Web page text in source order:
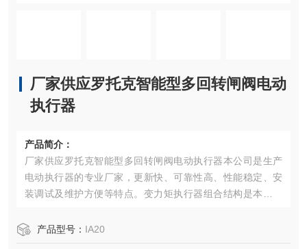
厂家供应罗托克智能型多回转闸阀电动
执行器
产品简介：
厂家供应罗托克智能型多回转闸阀电动执行器本公司是生产
电动执行器的专业厂家，更新快、可靠性高、性能稳定、安
装调试及维护方便等特点。变力矩执行器组合结构是本公司
产品型号： IA20